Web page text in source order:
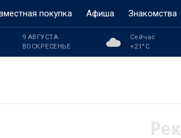
покупка Афиша Знакомства
9 АВГУСТА
ВОСКРЕСЕНЬЕ
Сейчас
+21 °C